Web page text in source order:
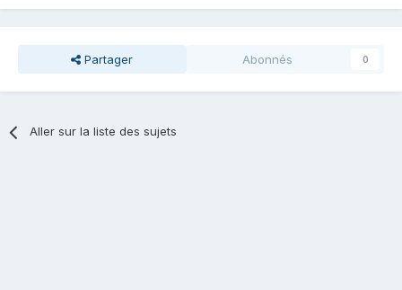
Partager Abonnés 0
Aller sur la liste des sujets